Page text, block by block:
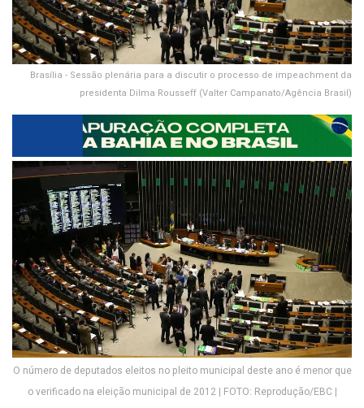
Brasília - Sessão plenária para a discutir o processo de impeachment da
presidenta Dilma Rousseff (Valter Campanato/Agência Brasil)
O número de deputados eleitos no pleito municipal deste ano é menor que
o verificado na eleição municipal de 2012 | FOTO: Reprodução/EBC |